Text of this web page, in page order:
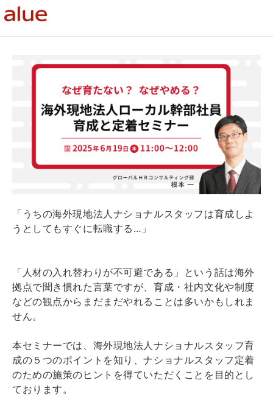
「うちの海外現地法人ナショナルスタッフは育成しよ
うとしてもすぐに転職する…」
「人材の入れ替わりが不可避である」という話は海外
拠点で聞き慣れた言葉ですが、育成・社内文化や制度
などの観点からまだまだやれることは多いかもしれま
せん。
本セミナーでは、海外現地法人ナショナルスタッフ育
成の５つのポイントを知り、ナショナルスタッフ定着
のための施策のヒントを得ていただくことを目的とし
ております。